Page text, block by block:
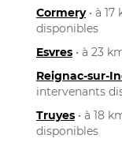
Cormery• à 17
disponibles
Esvres • à 23
Reignac-sur-
intervenants
Truyes • à 18
disponibles